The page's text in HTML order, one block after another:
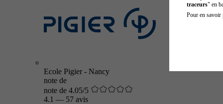
Ecole Pigier - Nancy
note de
note de 4.05/5
4.1 — 57 avis
traceurs" en
Pour en